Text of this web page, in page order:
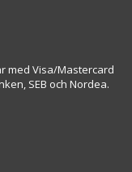
med Visa/Mastercard
SEB och Nordea.